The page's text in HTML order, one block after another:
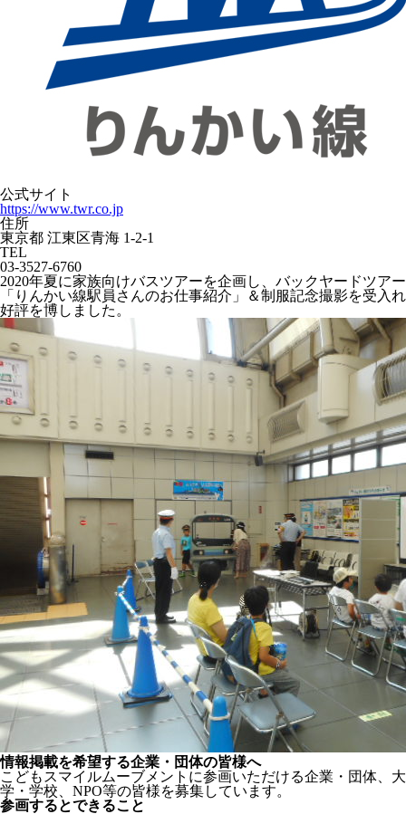
公式サイト
https://www.twr.co.jp
住所
東京都 江東区青海 1-2-1
TEL
03-3527-6760
2020年夏に家族向けバスツアーを企画し、バックヤードツアー
「りんかい線駅員さんのお仕事紹介」＆制服記念撮影を受入れ
好評を博しました。
情報掲載を希望する企業・団体の皆様へ
こどもスマイルムーブメントに参画いただける企業・団体、大
学・学校、NPO等の皆様を募集しています。
参画するとできること